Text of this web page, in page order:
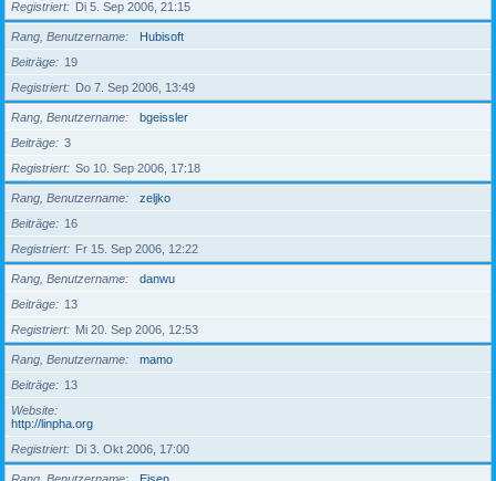
Registriert
Di 5. Sep 2006, 21:15
Rang, Benutzername
Hubisoft
Beiträge
19
Registriert
Do 7. Sep 2006, 13:49
Rang, Benutzername
bgeissler
Beiträge
3
Registriert
So 10. Sep 2006, 17:18
Rang, Benutzername
zeljko
Beiträge
16
Registriert
Fr 15. Sep 2006, 12:22
Rang, Benutzername
danwu
Beiträge
13
Registriert
Mi 20. Sep 2006, 12:53
Rang, Benutzername
mamo
Beiträge
13
Website
http://linpha.org
Registriert
Di 3. Okt 2006, 17:00